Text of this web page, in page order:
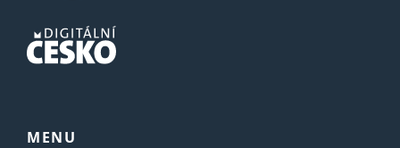
MENU